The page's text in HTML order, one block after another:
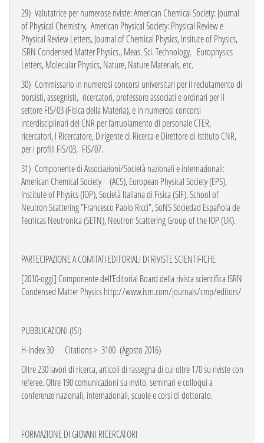
29) Valutatrice per numerose riviste: American Chemical Society: Journal
of Physical Chemistry, American Physical Society: Physical Review e
Physical Review Letters, Journal of Chemical Physics, Insitute of Physics,
ISRN Condensed Matter Physics., Meas. Sci. Technology, Europhysics
Letters, Molecular Physics, Nature, Nature Materials, etc.
30) Commissario in numerosi concorsi universitari per il reclutamento di
borsisti, assegnisti, ricercatori, professore associati e ordinari per il
settore FIS/03 (Fisica della Materia), e in numerosi concorsi
interdisciplinari del CNR per l’arruolamento di personale CTER,
ricercatori, I Ricercatore, Dirigente di Ricerca e Direttore di Istituto CNR,
per i profili FIS/03, FIS/07.
31) Componente di Associazioni/Società nazionali e internazionali:
American Chemical Society
(ACS), European Physical Society (EPS),
Institute of Physics (IOP), Società Italiana di Fisica (SIF), School of
Neutron Scattering "Francesco Paolo Ricci", SoNS Sociedad Española de
Tecnicas Neutronica (SETN),Neutron Scattering Group of the IOP (UK).
PARTECIPAZIONE A COMITATI EDITORIALI DI RIVISTE SCIENTIFICHE
[2010-oggi] Componente dell’Editorial Board della rivista scientifica ISRN
Condensed MatterPhysicshttp://www.isrn.com/journals/cmp/editors/
PUBBLICAZIONI (ISI)
H-Index 30
Citations > 3100 (Agosto 2016)
Oltre 230 lavori di ricerca, articoli di rassegna di cui oltre 170 su riviste con
referee. Oltre 190 comunicazioni su invito, seminari e colloqui a
conferenze nazionali, internazionali, scuole e corsi di dottorato.
FORMAZIONE DI GIOVANI RICERCATORI